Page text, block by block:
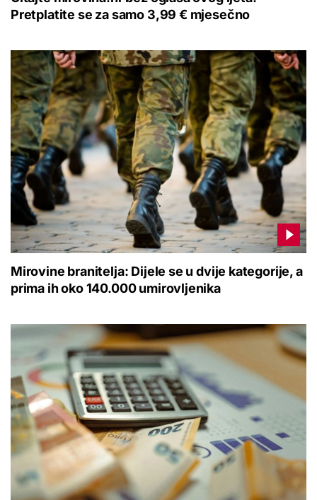
Pretplatite se za samo 3,99 € mjesečno
Mirovine branitelja: Dijele se u dvije kategorije, a
prima ih oko 140.000 umirovljenika